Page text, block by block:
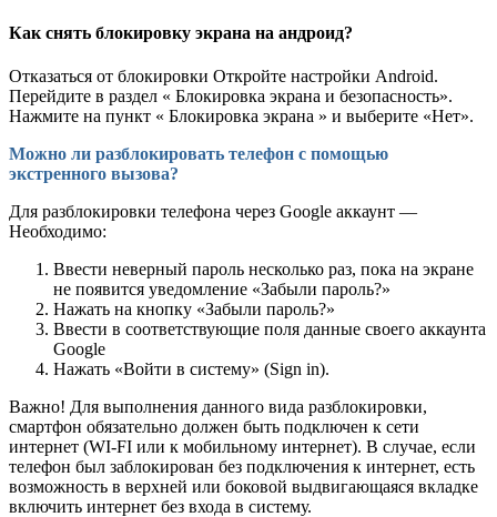
Как снять блокировку экрана на андроид?
Отказаться от блокировки Откройте настройки Android.
Перейдите в раздел « Блокировка экрана и безопасность».
Нажмите на пункт « Блокировка экрана » и выберите «Нет».
Можно ли разблокировать телефон с помощью
экстренного вызова?
Для разблокировки телефона через Google аккаунт —
Необходимо:
Ввести неверный пароль несколько раз, пока на экране
не появится уведомление «Забыли пароль?»
Нажать на кнопку «Забыли пароль?»
Ввести в соответствующие поля данные своего аккаунта
Google
Нажать «Войти в систему» (Sign in).
Важно! Для выполнения данного вида разблокировки,
смартфон обязательно должен быть подключен к сети
интернет (WI-FI или к мобильному интернет). В случае, если
телефон был заблокирован без подключения к интернет, есть
возможность в верхней или боковой выдвигающаяся вкладке
включить интернет без входа в систему.